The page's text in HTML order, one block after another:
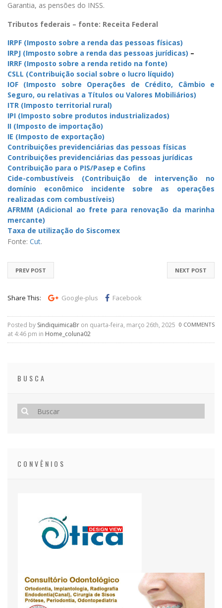
Garantia, as pensões do INSS.
Tributos federais – fonte: Receita Federal
IRPF (Imposto sobre a renda das pessoas físicas)
IRPJ (Imposto sobre a renda das pessoas jurídicas) –
IRRF (Imposto sobre a renda retido na fonte)
CSLL (Contribuição social sobre o lucro líquido)
IOF (Imposto sobre Operações de Crédito, Câmbio e
Seguro, ou relativas a Títulos ou Valores Mobiliários)
ITR (Imposto territorial rural)
IPI (Imposto sobre produtos industrializados)
II (Imposto de importação)
IE (Imposto de exportação)
Contribuições previdenciárias das pessoas físicas
Contribuições previdenciárias das pessoas jurídicas
Contribuição para o PIS/Pasep e Cofins
Cide-combustíveis (Contribuição de intervenção no
domínio econômico incidente sobre as operações
realizadas com combustíveis)
AFRMM (Adicional ao frete para renovação da marinha
mercante)
Taxa de utilização do Siscomex
Fonte: Cut.
NEXT POST
PREV POST
Share This: Google-plus Facebook
0 COMMENTS
Posted by SindiquimicaBr on quarta-feira, março 26th, 2025
at 4:46 pm in Home_coluna02
BUSCA
CONVÊNIOS